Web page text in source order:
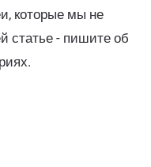
которые мы не
статье - пишите об